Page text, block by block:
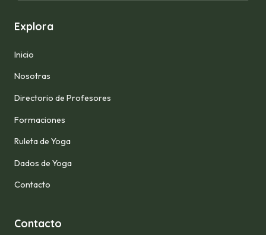
Explora
Inicio
Nosotras
Directorio de Profesores
Formaciones
Ruleta de Yoga
Dados de Yoga
Contacto
Contacto